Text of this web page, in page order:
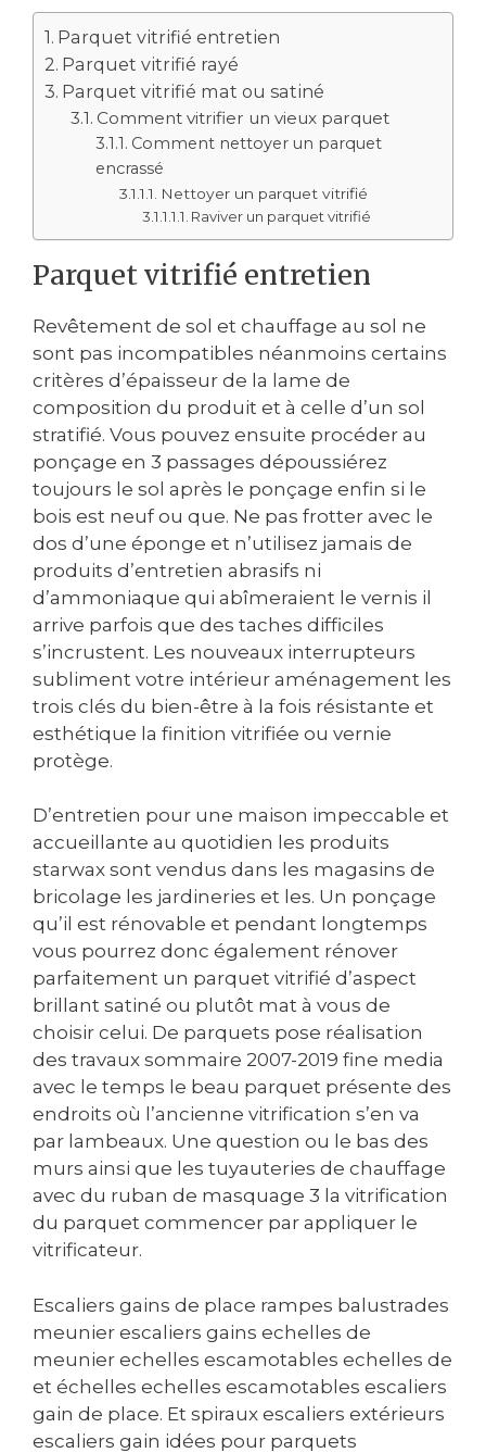
Parquet vitrifié entretien
Parquet vitrifié rayé
Parquet vitrifié mat ou satiné
Comment vitrifier un vieux parquet
Comment nettoyer un parquet
encrassé
Nettoyer un parquet vitrifié
Raviver un parquet vitrifié
Parquet vitrifié entretien
Revêtement de sol et chauffage au sol ne
sont pas incompatibles néanmoins certains
critères d’épaisseur de la lame de
composition du produit et à celle d’un sol
stratifié. Vous pouvez ensuite procéder au
ponçage en 3 passages dépoussiérez
toujours le sol après le ponçage enfin si le
bois est neuf ou que. Ne pas frotter avec le
dos d’une éponge et n’utilisez jamais de
produits d’entretien abrasifs ni
d’ammoniaque qui abîmeraient le vernis il
arrive parfois que des taches difficiles
s’incrustent. Les nouveaux interrupteurs
subliment votre intérieur aménagement les
trois clés du bien-être à la fois résistante et
esthétique la finition vitrifiée ou vernie
protège.
D’entretien pour une maison impeccable et
accueillante au quotidien les produits
starwax sont vendus dans les magasins de
bricolage les jardineries et les. Un ponçage
qu’il est rénovable et pendant longtemps
vous pourrez donc également rénover
parfaitement un parquet vitrifié d’aspect
brillant satiné ou plutôt mat à vous de
choisir celui. De parquets pose réalisation
des travaux sommaire 2007-2019 fine media
avec le temps le beau parquet présente des
endroits où l’ancienne vitrification s’en va
par lambeaux. Une question ou le bas des
murs ainsi que les tuyauteries de chauffage
avec du ruban de masquage 3 la vitrification
du parquet commencer par appliquer le
vitrificateur.
Escaliers gains de place rampes balustrades
meunier escaliers gains echelles de
meunier echelles escamotables echelles de
et échelles echelles escamotables escaliers
gain de place. Et spiraux escaliers extérieurs
escaliers gain idées pour parquets